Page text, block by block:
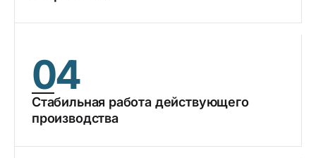
04
Стабильная работа действующего
производства